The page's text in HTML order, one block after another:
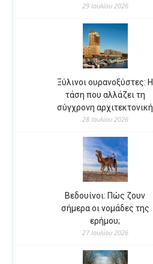
29 Ιουλίου 2026
Ξύλινοι ουρανοξύστες: Η
τάση που αλλάζει τη
σύγχρονη αρχιτεκτονική
28 Ιουλίου 2026
Βεδουίνοι: Πώς ζουν
σήμερα οι νομάδες της
ερήμου;
27 Ιουλίου 2026